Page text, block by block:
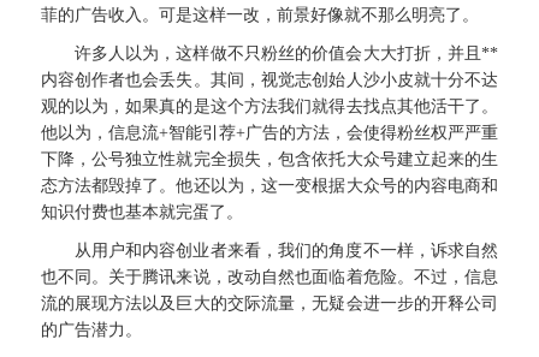
菲的广告收入。可是这样一改，前景好像就不那么明亮了。
许多人以为，这样做不只粉丝的价值会大大打折，并且**
内容创作者也会丢失。其间，视觉志创始人沙小皮就十分不达
观的以为，如果真的是这个方法我们就得去找点其他活干了。
他以为，信息流+智能引荐+广告的方法，会使得粉丝权严严重
下降，公号独立性就完全损失，包含依托大众号建立起来的生
态方法都毁掉了。他还以为，这一变根据大众号的内容电商和
知识付费也基本就完蛋了。
从用户和内容创业者来看，我们的角度不一样，诉求自然
也不同。关于腾讯来说，改动自然也面临着危险。不过，信息
流的展现方法以及巨大的交际流量，无疑会进一步的开释公司
的广告潜力。